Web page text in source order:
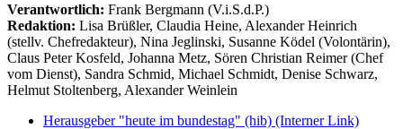
Verantwortlich: Frank Bergmann (V.i.S.d.P.)
Redaktion: Lisa Brüßler, Claudia Heine, Alexander Heinrich
(stellv. Chefredakteur), Nina Jeglinski, Susanne Ködel (Volontärin),
Claus Peter Kosfeld, Johanna Metz, Sören Christian Reimer (Chef
vom Dienst), Sandra Schmid, Michael Schmidt, Denise Schwarz,
Helmut Stoltenberg, Alexander Weinlein
Herausgeber "heute im bundestag" (hib) (Interner Link)